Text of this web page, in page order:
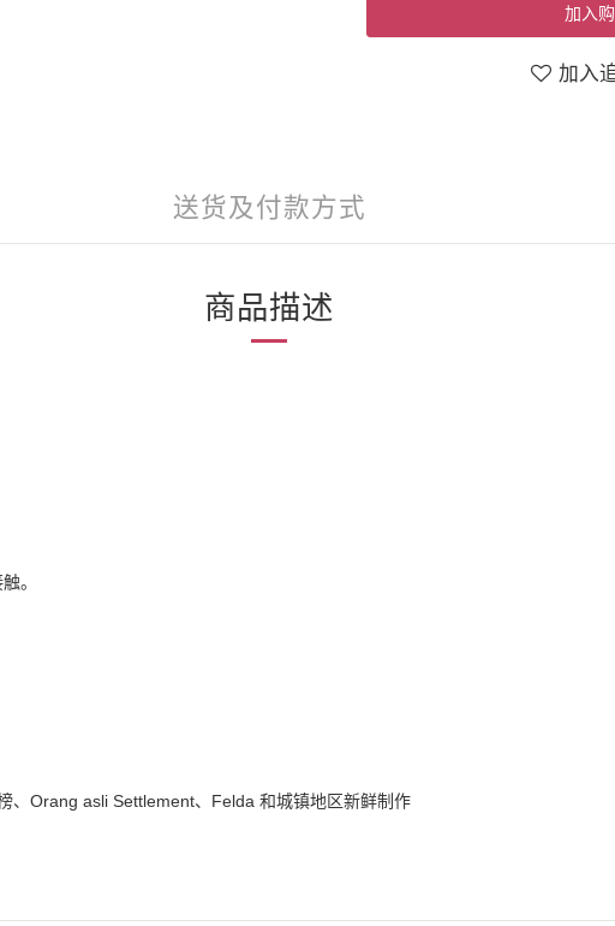
加入
加入
送货及付款方式
商品描述
。
、 Orang asli Settlement、 Felda 和城镇地区新鲜制作